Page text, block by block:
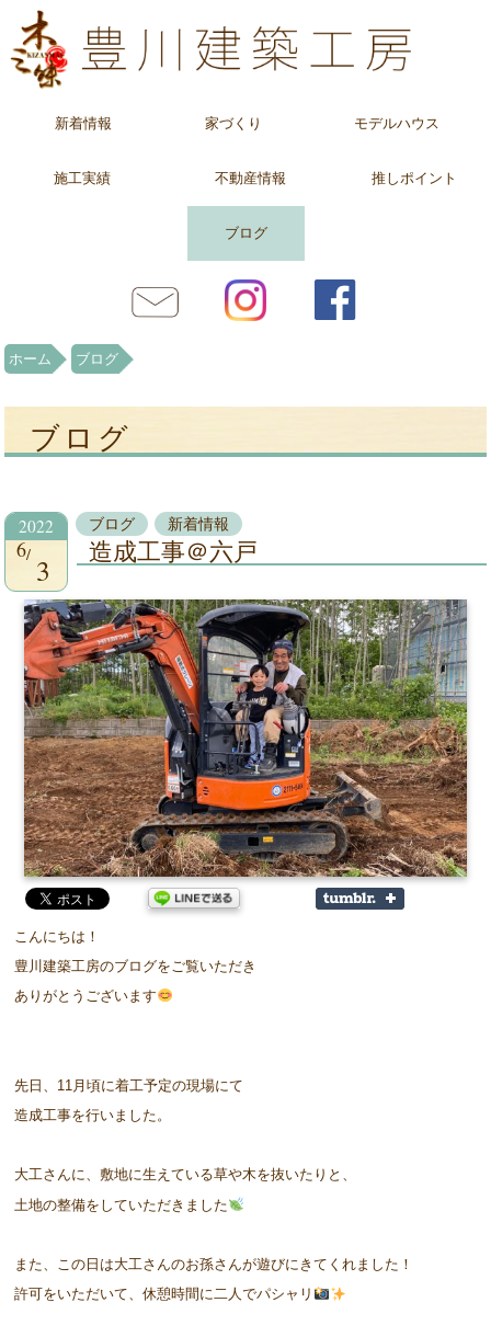
新着情報 家づくり モデルハウス
施工実績 不動産情報 推しポイント
ブログ
ホーム ブログ
ブログ
2022
6
3
ブログ 新着情報
造成工事＠六戸
こんにちは！
豊川建築工房のブログをご覧いただき
ありがとうございます
先日、11月頃に着工予定の現場にて
造成工事を行いました。
大工さんに、敷地に生えている草や木を抜いたりと、
土地の整備をしていただきました
また、この日は大工さんのお孫さんが遊びにきてくれました！
許可をいただいて、休憩時間に二人でパシャリ